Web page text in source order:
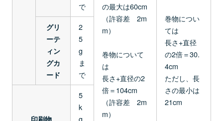
で
の最大は60cm
（許容差 2m
m）
巻物について
は
長さ+直径の2
倍＝104cm
（許容差 2m
m）
巻物につい
ては
長さ+直径
の2倍＝30.
4cm
ただし、長
さの最小は
21cm
グリ
ーテ
ィン
グカ
ード
2
5
g
ま
で
印刷物
5
k
g